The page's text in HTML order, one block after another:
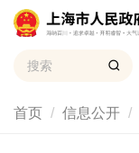
首页 信息公开